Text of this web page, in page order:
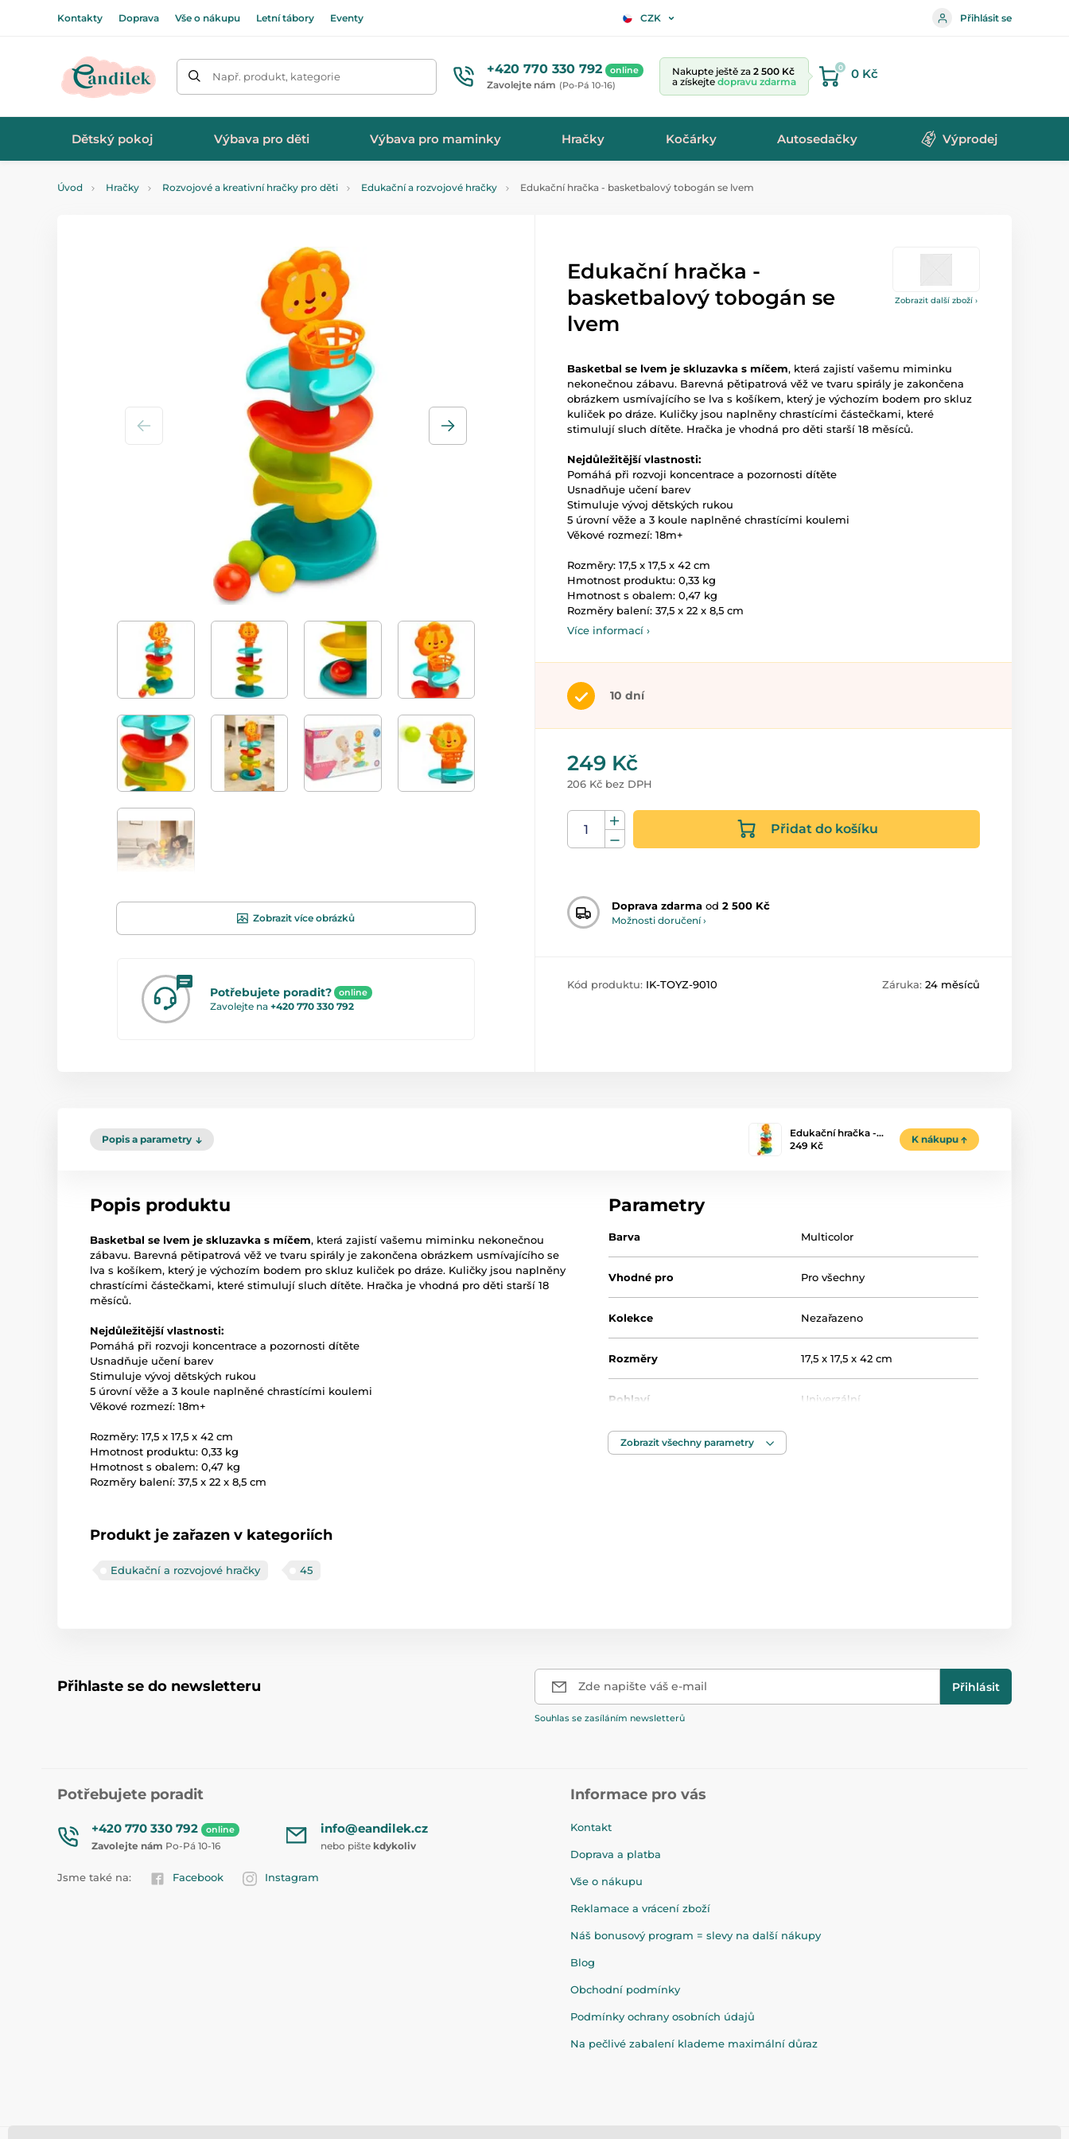
Kontakty Doprava Vše o nákupu Letní tábory Eventy CZK Přihlásit se
Např. produkt, kategorie +420 770 330 792 online
Zavolejte nám (Po-Pá 10-16)
Nakupte ještě za 2 500 Kč
a získejte dopravu zdarma
0 0 Kč
Dětský pokoj Výbava pro děti Výbava pro maminky Hračky Kočárky Autosedačky Výprodej
Úvod Hračky Rozvojové a kreativní hračky pro děti Edukační a rozvojové hračky Edukační hračka - basketbalový tobogán se lvem
Zobrazit další zboží ›
Zobrazit více obrázků
Potřebujete poradit? online
Zavolejte na +420 770 330 792
Edukační hračka -
basketbalový tobogán se
lvem
Basketbal se lvem je skluzavka s míčem, která zajistí vašemu miminku
nekonečnou zábavu. Barevná pětipatrová věž ve tvaru spirály je zakončena
obrázkem usmívajícího se lva s košíkem, který je výchozím bodem pro skluz
kuliček po dráze. Kuličky jsou naplněny chrastícími částečkami, které
stimulují sluch dítěte. Hračka je vhodná pro děti starší 18 měsíců.
Nejdůležitější vlastnosti:
Pomáhá při rozvoji koncentrace a pozornosti dítěte
Usnadňuje učení barev
Stimuluje vývoj dětských rukou
5 úrovní věže a 3 koule naplněné chrastícími koulemi
Věkové rozmezí: 18m+
Rozměry: 17,5 x 17,5 x 42 cm
Hmotnost produktu: 0,33 kg
Hmotnost s obalem: 0,47 kg
Rozměry balení: 37,5 x 22 x 8,5 cm
Více informací ›
10 dní
249 Kč
206 Kč bez DPH
Přidat do košíku
Doprava zdarma od 2 500 Kč
Možnosti doručení ›
Kód produktu: IK-TOYZ-9010 Záruka: 24 měsíců
Popis a parametry
Edukační hračka -…
249 Kč
K nákupu
Popis produktu
Basketbal se lvem je skluzavka s míčem, která zajistí vašemu miminku nekonečnou
zábavu. Barevná pětipatrová věž ve tvaru spirály je zakončena obrázkem usmívajícího se
lva s košíkem, který je výchozím bodem pro skluz kuliček po dráze. Kuličky jsou naplněny
chrastícími částečkami, které stimulují sluch dítěte. Hračka je vhodná pro děti starší 18
měsíců.
Nejdůležitější vlastnosti:
Pomáhá při rozvoji koncentrace a pozornosti dítěte
Usnadňuje učení barev
Stimuluje vývoj dětských rukou
5 úrovní věže a 3 koule naplněné chrastícími koulemi
Věkové rozmezí: 18m+
Rozměry: 17,5 x 17,5 x 42 cm
Hmotnost produktu: 0,33 kg
Hmotnost s obalem: 0,47 kg
Rozměry balení: 37,5 x 22 x 8,5 cm
Produkt je zařazen v kategoriích
Edukační a rozvojové hračky 45
Parametry
Barva Multicolor
Vhodné pro Pro všechny
Kolekce Nezařazeno
Rozměry 17,5 x 17,5 x 42 cm
Pohlaví Univerzální
VěkZobrazit všechny parametry
Přihlaste se do newsletteru Zde napište váš e-mail Přihlásit
Souhlas se zasíláním newsletterů
Potřebujete poradit
+420 770 330 792 online
Zavolejte nám Po-Pá 10-16
info@eandilek.cz
nebo pište kdykoliv
Jsme také na: Facebook Instagram
Informace pro vás
Kontakt
Doprava a platba
Vše o nákupu
Reklamace a vrácení zboží
Náš bonusový program = slevy na další nákupy
Blog
Obchodní podmínky
Podmínky ochrany osobních údajů
Na pečlivé zabalení klademe maximální důraz